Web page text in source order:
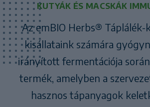
KUTYÁK ÉS MACSKÁK
Az emBIO Herbs® Táplálék-
kisállataink számára
irányított fermentációja
termék, amelyben a
hasznos tápanyagok